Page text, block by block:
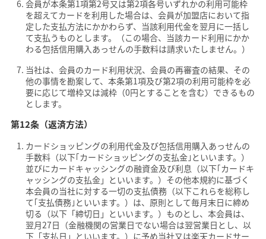
会員が本条第1項第2号又は第2項各号いずれかの利用可能枠
を超えてカードを利用した場合は、会員が加盟店において指
定した支払方法にかかわらず、当該利用代金を翌月に一括し
て支払うものとします。（この場合、当該カード利用にかか
わる包括信用購入あっせんの手数料は請求いたしません。）
当社は、会員のカード利用状況、会員の再審査の結果、その
他の事情を勘案して、本条第1項及び第2項の利用可能枠を必
要に応じて増枠又は減枠（0円とすることを含む）できるもの
とします。
第12条（返済方法）
カードショッピングの利用代金及び包括信用購入あっせんの
手数料（以下｢カードショッピングの支払金｣といいます。）
並びにカードキャッシングの融資金及び利息（以下｢カードキ
ャッシングの支払金」といいます。）その他本規約に基づく
本会員の当社に対する一切の支払債務（以下これらを総称し
て｢支払債務｣といいます。）は、原則として毎月末日に締め
切る（以下「締切日」といいます。）ものとし、本会員は、
翌月27日（金融機関の営業日でない場合は翌営業日とし、以
下「支払日」といいます。）に予め当社又は楽天カードサー